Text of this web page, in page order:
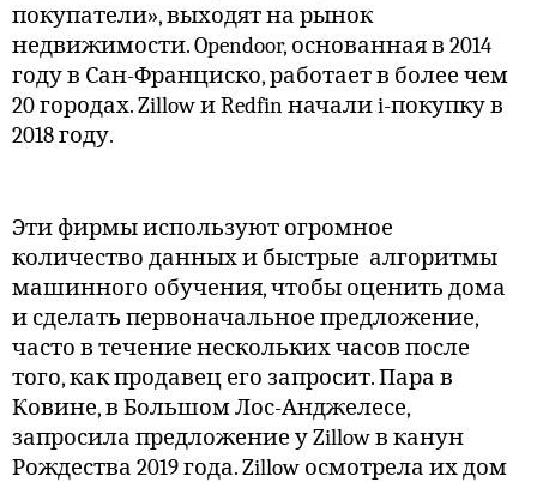
покупатели», выходят на рынок
недвижимости. Opendoor, основанная в 2014
году в Сан-Франциско, работает в более чем
20 городах. Zillow и Redfin начали i-покупку в
2018 году.
Эти фирмы используют огромное
количество данных и быстрые алгоритмы
машинного обучения, чтобы оценить дома
и сделать первоначальное предложение,
часто в течение нескольких часов после
того, как продавец его запросит. Пара в
Ковине, в Большом Лос-Анджелесе,
запросила предложение у Zillow в канун
Рождества 2019 года. Zillow осмотрела их дом